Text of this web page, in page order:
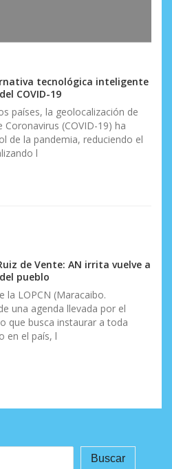
tecnológica inteligente
COVID-19
países, la geolocalización de
(COVID-19) ha
de la pandemia, reduciendo el
l
de Vente: AN irrita vuelve a
pueblo
la LOPCN (Maracaibo.
una agenda llevada por el
que busca instaurar a toda
en el país, l
Buscar